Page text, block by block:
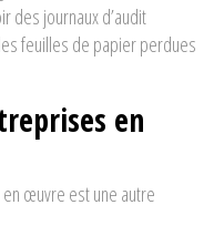
des journaux d’audit
feuilles de papier perdues
en
œuvre est une autre